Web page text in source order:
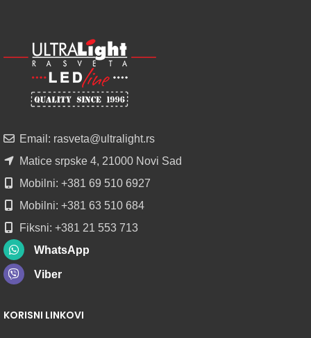
LED
PROFILI
TRIMLESS
DIFUZOROM
POGLEDAJ
Email: rasveta@ultralight.rs
Matice srpske 4, 21000 Novi Sad
Mobilni: +381 69 510 6927
Mobilni: +381 63 510 684
Fiksni: +381 21 553 713
WhatsApp
Viber
KORISNI LINKOVI